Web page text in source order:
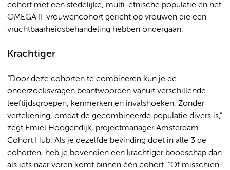
cohort met een stedelijke, multi-etnische populatie en het
OMEGA II-vrouwencohort gericht op vrouwen die een
vruchtbaarheidsbehandeling hebben ondergaan.
Krachtiger
“Door deze cohorten te combineren kun je de
onderzoeksvragen beantwoorden vanuit verschillende
leeftijdsgroepen, kenmerken en invalshoeken. Zonder
vertekening, omdat de gecombineerde populatie divers is,”
zegt Emiel Hoogendijk, projectmanager Amsterdam
Cohort Hub. Als je dezelfde bevinding doet in alle 3 de
cohorten, heb je bovendien een krachtiger boodschap dan
als iets naar voren komt binnen één cohort. “Of misschien